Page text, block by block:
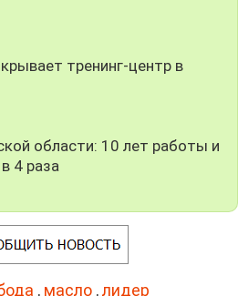
тренинг-центр в
области: 10 лет работы и
4 раза
, масло ,лидер